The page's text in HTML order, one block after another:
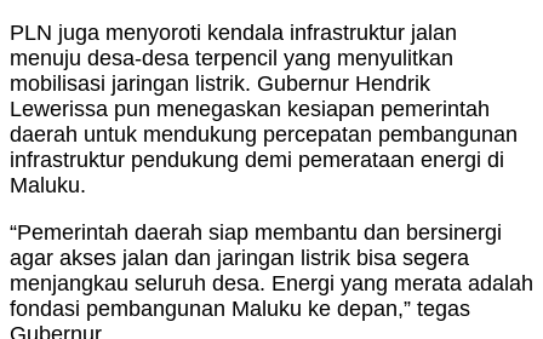
PLN juga menyoroti kendala infrastruktur jalan
menuju desa-desa terpencil yang menyulitkan
mobilisasi jaringan listrik. Gubernur Hendrik
Lewerissa pun menegaskan kesiapan pemerintah
daerah untuk mendukung percepatan pembangunan
infrastruktur pendukung demi pemerataan energi di
Maluku.
“Pemerintah daerah siap membantu dan bersinergi
agar akses jalan dan jaringan listrik bisa segera
menjangkau seluruh desa. Energi yang merata adalah
fondasi pembangunan Maluku ke depan,” tegas
Gubernur.